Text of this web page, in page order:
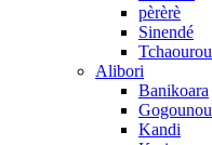
pèrèrè
Sinendé
Tchaourou
Alibori
Banikoara
Gogounou
Kandi